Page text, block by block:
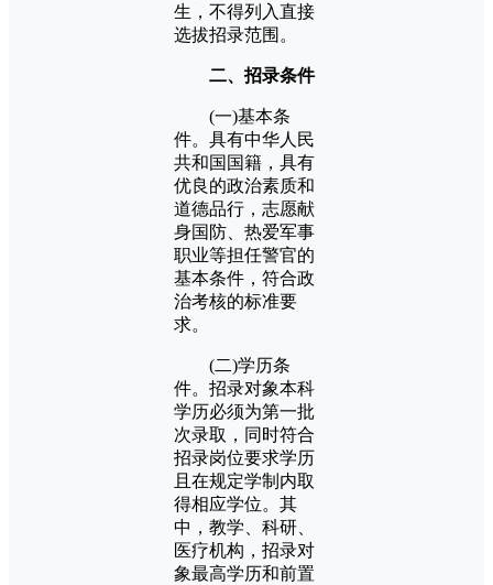
生，不得列入直接
选拔招录范围。
二、招录条件
(一)基本条
件。具有中华人民
共和国国籍，具有
优良的政治素质和
道德品行，志愿献
身国防、热爱军事
职业等担任警官的
基本条件，符合政
治考核的标准要
求。
(二)学历条
件。招录对象本科
学历必须为第一批
次录取，同时符合
招录岗位要求学历
且在规定学制内取
得相应学位。其
中，教学、科研、
医疗机构，招录对
象最高学历和前置